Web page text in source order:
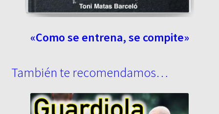
«Como se entrena, se compite»
También te recomendamos…